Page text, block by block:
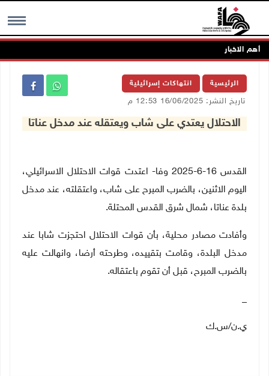
MENU أهم الاخبار
الرئيسية انتهاكات إسرائيلية
تاريخ النشر: 16/06/2025 12:53 م
الاحتلال يعتدي على شاب ويعتقله عند مدخل عناتا
القدس 16-6-2025 وفا- اعتدت قوات الاحتلال الاسرائيلي،
اليوم الاثنين، بالضرب المبرح على شاب، واعتقلته، عند مدخل
بلدة عناتا، شمال شرق القدس المحتلة.
وأفادت مصادر محلية، بأن قوات الاحتلال احتجزت شابا عند
مدخل البلدة، وقامت بتقييده، وطرحته أرضا، وانهالت عليه
بالضرب المبرح، قبل أن تقوم باعتقاله.
ي.ن/س.ك